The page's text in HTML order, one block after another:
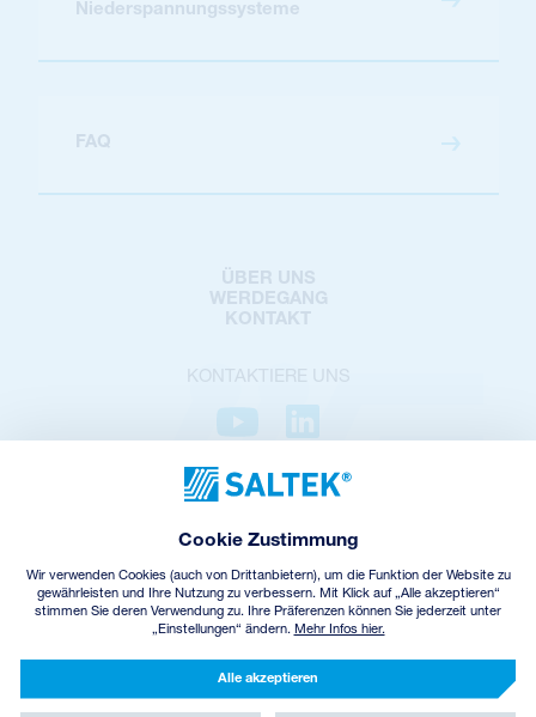
Niederspannungssysteme
FAQ
ÜBER UNS
WERDEGANG
KONTAKT
KONTAKTIERE UNS
DATENSCHUTZ
COOKIES-EINSTELLUNGEN
ELEKTROALTGERÄTE-RÜCKNAHME
© Copyright
CREATED BY INCUBE
Cookie Zustimmung
Wir verwenden Cookies (auch von Drittanbietern), um die Funktion der Website zu
gewährleisten und Ihre Nutzung zu verbessern. Mit Klick auf „Alle akzeptieren“
stimmen Sie deren Verwendung zu. Ihre Präferenzen können Sie jederzeit unter
„Einstellungen“ ändern. Mehr Infos hier.
Alle akzeptieren